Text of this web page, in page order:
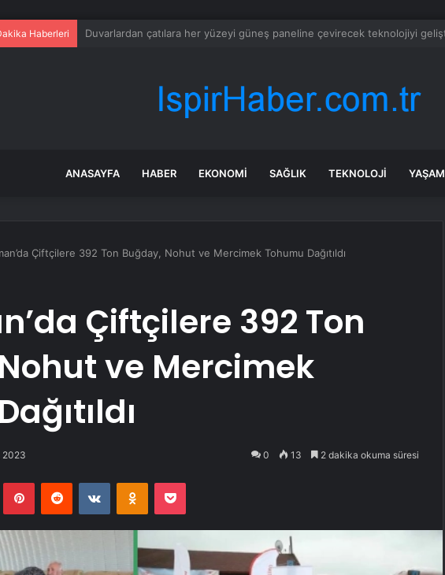
Haberleri Gülistan Doku Davasında Firari Şüpheli ABD’de Teslim Oldu
ANASAYFA HABER EKONOMI SAĞLIK TEKNOLOJI YAŞAM
Çiftçilere 392 Ton Buğday, Nohut ve Mercimek Tohumu Dağıtıldı
Çiftçilere 392 Ton
ve Mercimek
2023 0 13 2 dakika okuma süresi
PinterestReddit VKontakteOdnoklassniki
Pocket